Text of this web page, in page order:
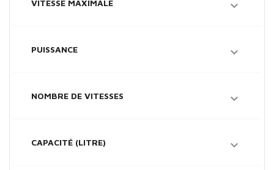
VITESSE MAXIMALE 
PUISSANCE 
NOMBRE DE VITESSES 
CAPACITÉ (LITRE) 